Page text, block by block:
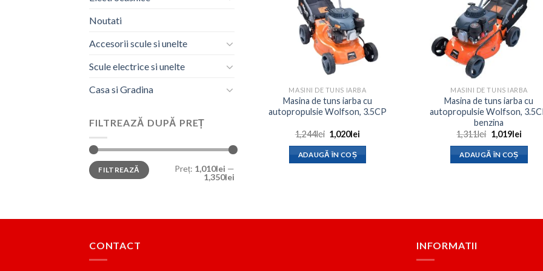
Noutati
Accesorii scule si unelte
Scule electrice si unelte
Casa si Gradina
FILTREAZĂ DUPĂ PREȚ
Preț
minim
Preț
maxim
FILTREAZĂ Preț: 1,010lei —
1,350lei
MASINI DE TUNS IARBA
Masina de tuns iarba cu
autopropulsie Wolfson, 3.5CP
1,244lei Prețul
inițial
a
fost:
1,020leiPrețul
ADAUGĂ ÎN COȘ
MASINI DE TUNS IARBA
Masina de tuns iarba cu
autopropulsie Wolfson,
benzina
1,311lei Prețul
inițial
a
fost:
1,019leiPrețul
ADAUGĂ ÎN COȘ
CONTACT INFORMATII